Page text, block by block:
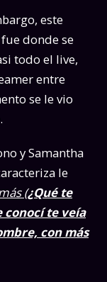
este
donde se
todo el live,
entre
se le vio
y Samantha
le
(¿Qué te
conocí te veía
con más